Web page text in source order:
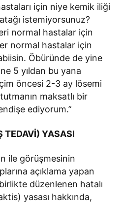
için niye kemik iliği
istemiyorsunuz?
normal hastalar için
normal hastalar için
Öbüründe de yine
5 yıldan bu yana
öncesi 2-3 ay lösemi
maksatlı bir
ediyorum.”
TEDAVİ) YASASI
ile görüşmesinin
açıklama yapan
düzenlenen hatalı
yasası hakkında,